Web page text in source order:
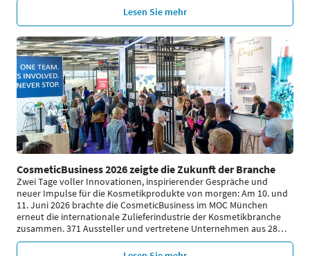
Lesen Sie mehr
CosmeticBusiness 2026 zeigte die Zukunft der Branche
Zwei Tage voller Innovationen, inspirierender Gespräche und
neuer Impulse für die Kosmetikprodukte von morgen: Am 10. und
11. Juni 2026 brachte die CosmeticBusiness im MOC München
erneut die internationale Zulieferindustrie der Kosmetikbranche
zusammen. 371 Aussteller und vertretene Unternehmen aus 28…